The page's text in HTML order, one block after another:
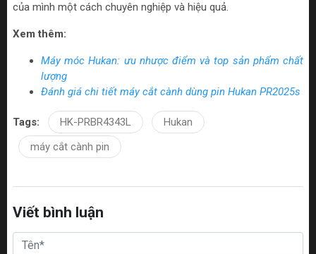
của mình một cách chuyên nghiệp và hiệu quả.
Xem thêm:
Máy móc Hukan: ưu nhược điểm và top sản phẩm chất
lượng
Đánh giá chi tiết máy cắt cành dùng pin Hukan PR2025s
Tags: HK-PRBR4343L
Hukan
máy cắt cành pin
Viết bình luận